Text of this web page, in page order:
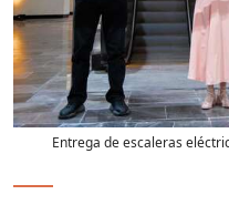
Entrega de escaleras